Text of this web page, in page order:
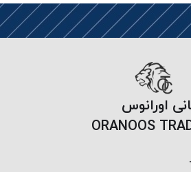
اورانوس
ORANOOS